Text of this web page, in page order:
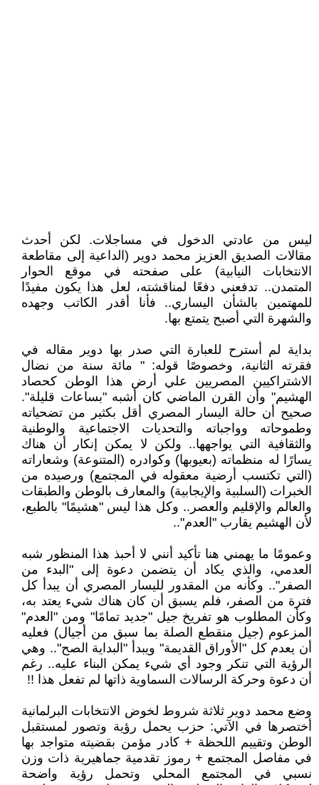
ليس من عادتي الدخول في مساجلات. لكن أحدث
مقالات الصديق العزيز محمد دوير (الداعية إلى مقاطعة
الانتخابات النيابية) على صفحته في موقع الحوار
المتمدن.. تدفعني دفعًا لمناقشته، لعل هذا يكون مفيدًا
للمهتمين بالشأن اليساري.. فأنا أقدر الكاتب وجهده
والشهرة التي أصبح يتمتع بها.
بداية لم أسترح للعبارة التي صدر بها دوير مقاله في
فقرته الثانية، وخصوصًا قوله: " مائة سنة من نضال
الاشتراكيين المصريين علي أرض هذا الوطن كحصاد
الهشيم" وأن القرن الماضي كان أشبه "بساعات قليلة".
صحيح أن حالة اليسار المصري أقل بكثير من تضحياته
وطموحاته وواجباته والتحديات الاجتماعية والوطنية
والثقافية التي يواجهها.. ولكن لا يمكن إنكار أن هناك
يسارًا له منظماته (بعيوبها) وكوادره (المتنوعة) وشعاراته
(التي تكتسب أرضية معقوله في المجتمع) ورصيده من
الخبرات (السلبية والإيجابية) والمعارف بالوطن والطبقات
والعالم والإقليم والعصر.. وكل هذا ليس "هشيمًا" بالطبع،
لأن الهشيم يقارب "العدم"..
وعمومًا ما يهمني هنا تأكيد أنني لا أحبذ هذا المنظور شبه
العدمي، والذي يكاد أن يتضمن دعوة إلى "البدء من
الصفر".. وكأنه من المقدور لليسار المصري أن يبدأ كل
فترة من الصفر، فلم يسبق أن كان هناك شيء يعتد به،
وكأن المطلوب هو تفريخ جيل "جديد تمامًا" ومن "العدم"
المزعوم (جيل منقطع الصلة بما سبق من أجيال) فعليه
أن يعدم كل "الأوراق القديمة" ويبدأ "البداية الصح".. وهي
الرؤية التي تنكر وجود أي شيء يمكن البناء عليه.. رغم
أن دعوة وحركة الرسالات السماوية ذاتها لم تفعل هذا !!
وضع محمد دوير ثلاثة شروط لخوض الانتخابات البرلمانية
أختصرها في الآتي: حزب يحمل رؤية وتصور لمستقبل
الوطن وتقييم اللحظة + كادر مؤمن بقضيته متواجد بها
في مفاصل المجتمع + رموز تقدمية جماهيرية ذات وزن
نسبي في المجتمع المحلي وتحمل رؤية واضحة